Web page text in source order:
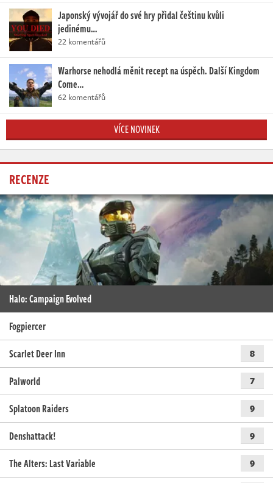
Japonský vývojář do své hry přidal češtinu kvůli
jedinému…
22 komentářů
Warhorse nehodlá měnit recept na úspěch. Další Kingdom
Come…
62 komentářů
VÍCE NOVINEK
RECENZE
Halo: Campaign Evolved
Fogpiercer
Scarlet Deer Inn
8
Palworld 7
Splatoon Raiders 9
Denshattack! 9
The Alters: Last Variable 9